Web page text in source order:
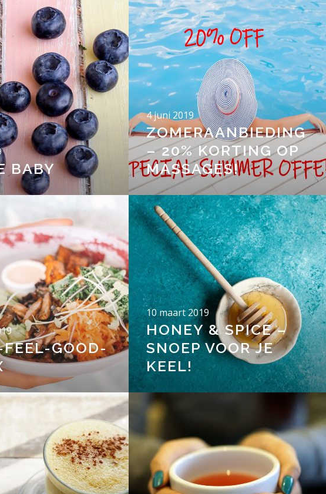
BABY
4 juni 2019
ZOMERAANBIEDING
– 20% KORTING OP
MASSAGES!
GOOD-
10 maart 2019
HONEY & SPICE –
SNOEP VOOR JE
KEEL!